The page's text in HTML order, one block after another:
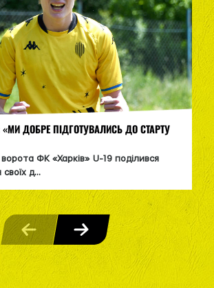
ДОБРЕ ПІДГОТУВАЛИСЬ ДО СТАРТУ
ФК «Харків» U-19 поділився
д...